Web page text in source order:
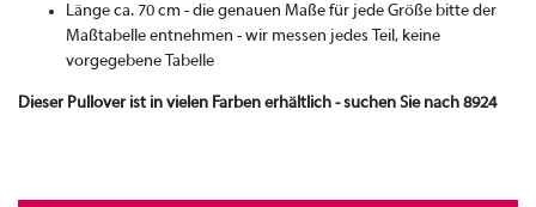
Länge ca. 70 cm - die genauen Maße für jede Größe bitte der
Maßtabelle entnehmen - wir messen jedes Teil, keine
vorgegebene Tabelle
Dieser Pullover ist in vielen Farben erhältlich - suchen Sie nach 8924